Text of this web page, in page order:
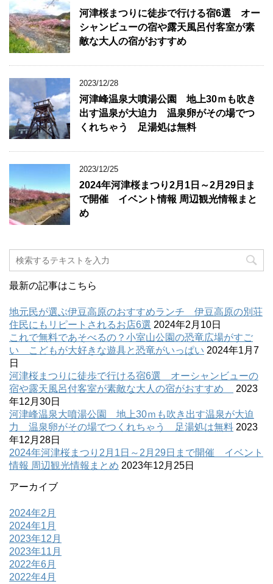
河津桜まつりに徒歩で行ける宿6選 オー
シャンビューの宿や露天風呂付客室が素
敵な大人の宿がおすすめ
2023/12/28
河津峰温泉大噴湯公園 地上30ｍも吹き
出す温泉が大迫力 温泉卵がその場でつ
くれちゃう 足湯処は無料
2023/12/25
2024年河津桜まつり2月1日～2月29日ま
で開催 イベント情報 周辺観光情報まと
め
最新の記事はこちら
地元民が選ぶ伊豆高原のおすすめランチ 伊豆高原の別荘
住民にもリピートされるお店6選 2024年2月10日
これで無料であそべるの？小室山公園の恐竜広場がすご
い こどもが大好きな遊具と恐竜がいっぱい 2024年1月7
日
河津桜まつりに徒歩で行ける宿6選 オーシャンビューの
宿や露天風呂付客室が素敵な大人の宿がおすすめ
2023
年12月30日
河津峰温泉大噴湯公園 地上30ｍも吹き出す温泉が大迫
力 温泉卵がその場でつくれちゃう 足湯処は無料 2023
年12月28日
2024年河津桜まつり2月1日～2月29日まで開催 イベント
情報 周辺観光情報まとめ 2023年12月25日
アーカイブ
2024年2月
2024年1月
2023年12月
2023年11月
2022年6月
2022年4月